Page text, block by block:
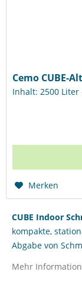
Cemo CUBE-
Inhalt: 2500
Merken
CUBE Indoor
kompakte,
Abgabe von
Werkstätten,
Mehr